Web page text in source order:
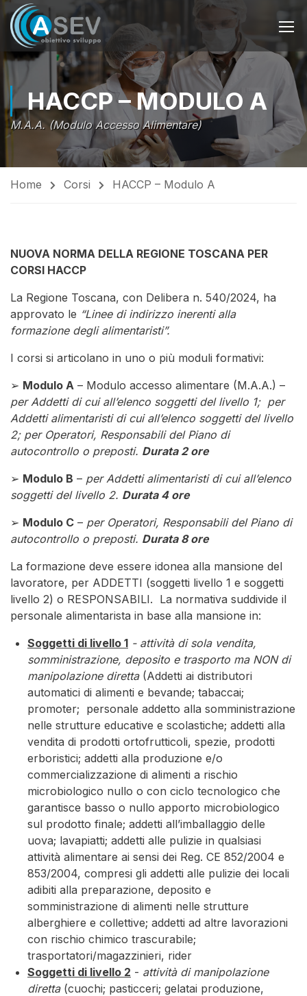
HACCP – MODULO A
M.A.A. (Modulo Accesso Alimentare)
Home Corsi HACCP – Modulo A
NUOVA NORMA DELLA REGIONE TOSCANA PER
CORSI HACCP
La Regione Toscana, con Delibera n. 540/2024, ha
approvato le “Linee di indirizzo inerenti alla
formazione degli alimentaristi”.
I corsi si articolano in uno o più moduli formativi:
➢ Modulo A – Modulo accesso alimentare (M.A.A.) –
per Addetti di cui all’elenco soggetti del livello 1; per
Addetti alimentaristi di cui all’elenco soggetti del livello
2; per Operatori, Responsabili del Piano di
autocontrollo o preposti. Durata 2 ore
➢ Modulo B – per Addetti alimentaristi di cui all’elenco
soggetti del livello 2. Durata 4 ore
➢ Modulo C – per Operatori, Responsabili del Piano di
autocontrollo o preposti. Durata 8 ore
La formazione deve essere idonea alla mansione del
lavoratore, per ADDETTI (soggetti livello 1 e soggetti
livello 2) o RESPONSABILI. La normativa suddivide il
personale alimentarista in base alla mansione in:
Soggetti di livello 1 - attività di sola vendita,
somministrazione, deposito e trasporto ma NON di
manipolazione diretta(Addetti ai distributori
automatici di alimenti e bevande; tabaccai;
promoter; personale addetto alla somministrazione
nelle strutture educative e scolastiche; addetti alla
vendita di prodotti ortofrutticoli, spezie, prodotti
erboristici; addetti alla produzione e/o
commercializzazione di alimenti a rischio
microbiologico nullo o con ciclo tecnologico che
garantisce basso o nullo apporto microbiologico
sul prodotto finale; addetti all’imballaggio delle
uova; lavapiatti; addetti alle pulizie in qualsiasi
attività alimentare ai sensi dei Reg. CE 852/2004 e
853/2004, compresi gli addetti alle pulizie dei locali
adibiti alla preparazione, deposito e
somministrazione di alimenti nelle strutture
alberghiere e collettive; addetti ad altre lavorazioni
con rischio chimico trascurabile;
trasportatori/magazzinieri, rider
Soggetti di livello 2 - attività di manipolazione
diretta(cuochi; pasticceri; gelatai produzione,